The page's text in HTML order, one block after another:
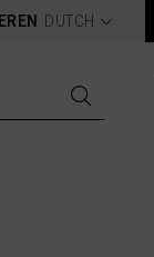
text.language
DUTCH